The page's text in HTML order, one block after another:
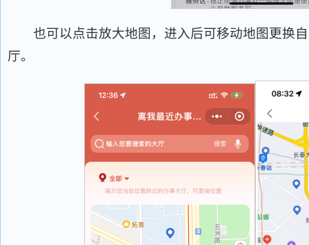
也可以点击放大地图，进入后可移动地图更换
厅。